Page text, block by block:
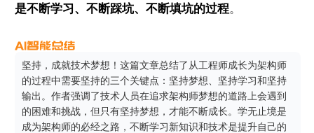
是不断学习、不断踩坑、不断填坑的过程。
坚持，成就技术梦想！这篇文章总结了从工程师成长为架构师
的过程中需要坚持的三个关键点：坚持梦想、坚持学习和坚持
输出。作者强调了技术人员在追求架构师梦想的道路上会遇到
的困难和挑战，但只有坚持梦想，才能不断成长。学无止境是
成为架构师的必经之路，不断学习新知识和技术是提升自己的